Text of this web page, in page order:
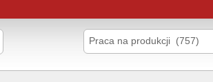
Praca na produkcji (757)